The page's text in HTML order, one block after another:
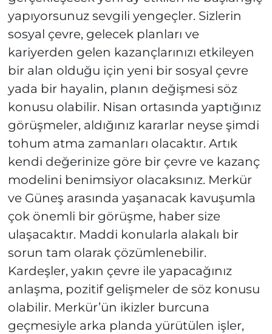
yapıyorsunuz sevgili yengeçler. Sizlerin
sosyal çevre, gelecek planları ve
kariyerden gelen kazançlarınızı etkileyen
bir alan olduğu için yeni bir sosyal çevre
yada bir hayalin, planın değişmesi söz
konusu olabilir. Nisan ortasında yaptığınız
görüşmeler, aldığınız kararlar neyse şimdi
tohum atma zamanları olacaktır. Artık
kendi değerinize göre bir çevre ve kazanç
modelini benimsiyor olacaksınız. Merkür
ve Güneş arasında yaşanacak kavuşumla
çok önemli bir görüşme, haber size
ulaşacaktır. Maddi konularla alakalı bir
sorun tam olarak çözümlenebilir.
Kardeşler, yakın çevre ile yapacağınız
anlaşma, pozitif gelişmeler de söz konusu
olabilir. Merkür’ün ikizler burcuna
geçmesiyle arka planda yürütülen işler,